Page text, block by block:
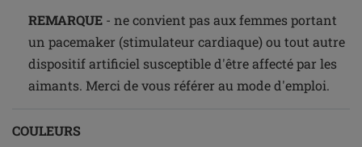
REMARQUE - ne convient pas aux femmes portant
un pacemaker (stimulateur cardiaque) ou tout autre
dispositif artificiel susceptible d'être affecté par les
aimants. Merci de vous référer au mode d'emploi.
COULEURS